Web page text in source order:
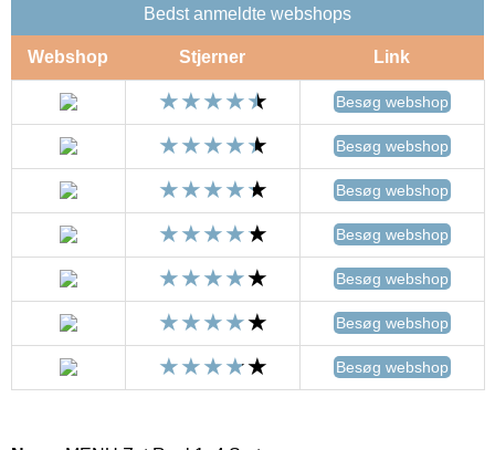
Bedst anmeldte webshops
Webshop Stjerner Link
Besøg webshop
Besøg webshop
Besøg webshop
Besøg webshop
Besøg webshop
Besøg webshop
Besøg webshop